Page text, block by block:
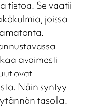
tietoa. Se vaatii
joissa
avoimesti
ovat
Näin syntyy
tasolla.